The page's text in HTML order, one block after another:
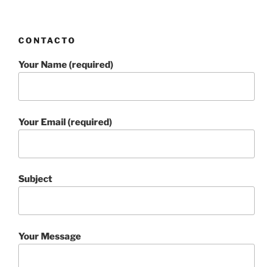
CONTACTO
Your Name (required)
Your Email (required)
Subject
Your Message